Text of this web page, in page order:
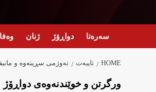
سەرەتا دواڕۆژ ژنان
HOME تایبەت تەوژمی سڕینەوە و
ورگرتن و خوێندنەوەی دواڕۆژ